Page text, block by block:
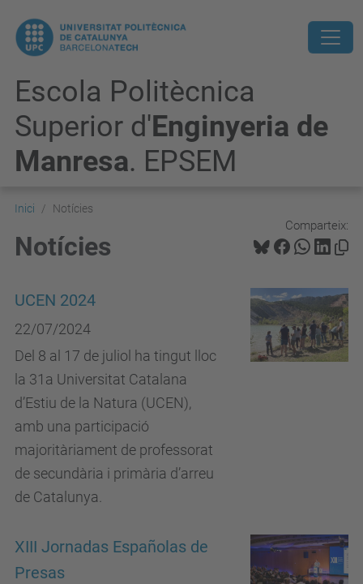
Escola Politècnica
Superior d'Enginyeria de
Manresa. EPSEM
Inici Notícies
Comparteix:
Notícies
UCEN 2024
22/07/2024
Del 8 al 17 de juliol ha tingut lloc
la 31a Universitat Catalana
d’Estiu de la Natura (UCEN),
amb una participació
majoritàriament de professorat
de secundària i primària d’arreu
de Catalunya.
XIII Jornadas Españolas de
Presas